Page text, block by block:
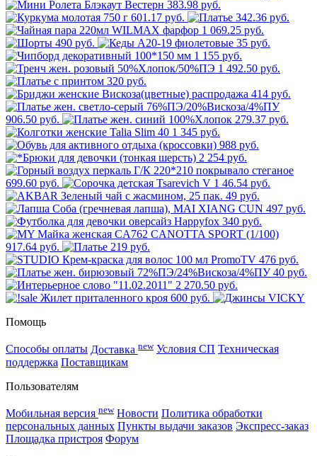
383.98 руб.
601.17 руб.
342.36 руб.
1 069.25 руб.
490 руб.
35 руб.
1 155 руб.
1 492.50 руб.
320 руб.
414 руб.
906.50 руб.
279.37 руб.
1 345 руб.
988 руб.
2 254 руб.
699.60 руб.
46.54 руб.
49 руб.
497 руб.
340 руб.
917.64 руб.
219 руб.
476 руб.
40 руб.
2 270.50 руб.
600 руб.
Помощь
Способы оплаты Доставка new Условия СП Техническая
поддержка Поставщикам
Пользователям
Мобильная версия new Новости Политика обработки
персональных данных Пункты выдачи заказов Экспресс-заказ
Площадка пристроя Форум